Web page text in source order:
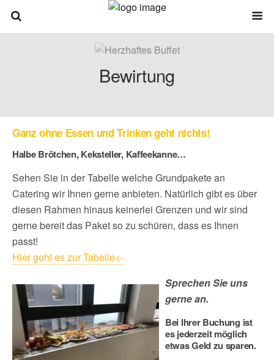
Bewirtung
Ganz ohne Essen und Trinken geht nichts!
Halbe Brötchen, Keksteller, Kaffeekanne…
Sehen Sie in der Tabelle welche Grundpakete an
Catering wir Ihnen gerne anbieten. Natürlich gibt es über
diesen Rahmen hinaus keinerlei Grenzen und wir sind
gerne bereit das Paket so zu schüren, dass es Ihnen
passt!
Hier geht es zur Tabelle<-
Sprechen Sie uns
gerne an.
Bei Ihrer Buchung ist
es jederzeit möglich
etwas Geld zu sparen.